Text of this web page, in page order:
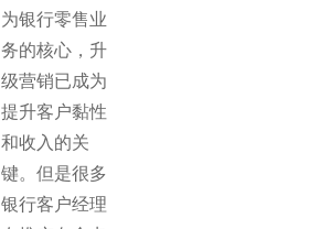
为银行零售业
务的核心，升
级营销已成为
提升客户黏性
和收入的关
键。但是很多
银行客户经理